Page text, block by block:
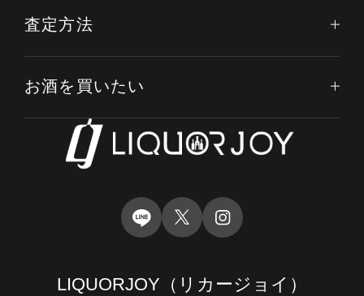
LIQUORJOY （リカージョイ）
査定方法
お酒を買いたい